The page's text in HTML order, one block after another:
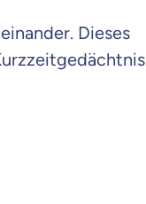
Dieses